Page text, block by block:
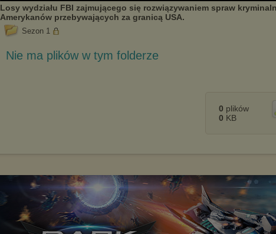
Losy wydziału FBI zajmującego się rozwiązywaniem spraw
Amerykanów przebywających za granicą USA.
Sezon 1
Nie ma plików w tym folderze
0 plików
0 KB